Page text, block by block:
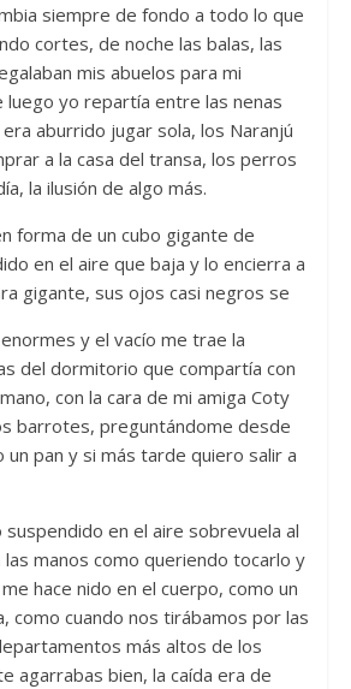
siempre de fondo a todo lo que
cortes, de noche las balas, las
mis abuelos para mi
luego yo repartía entre las nenas
aburrido jugar sola, los Naranjú
a la casa del transa, los perros
la ilusión de algo más.
forma de un cubo gigante de
en el aire que baja y lo encierra a
gigante, sus ojos casi negros se
y el vacío me trae la
del dormitorio que compartía con
con la cara de mi amiga Coty
barrotes, preguntándome desde
un pan y si más tarde quiero salir a
suspendido en el aire sobrevuela al
manos como queriendo tocarlo y
hace nido en el cuerpo, como un
como cuando nos tirábamos por las
más altos de los
agarrabas bien, la caída era de